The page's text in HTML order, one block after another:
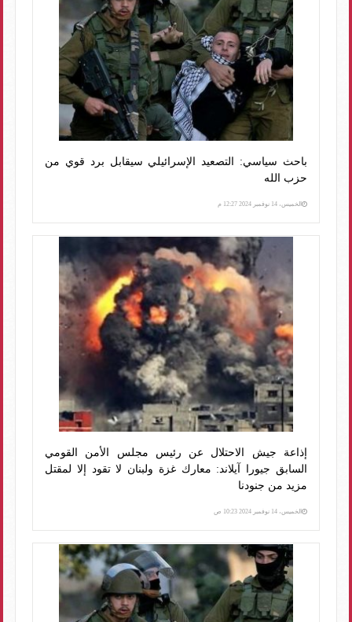
باحث سياسي: التصعيد الإسرائيلي سيقابل برد قوي من
حزب الله
الخميس، 14 نوفمبر 2024 12:27 م
إذاعة جيش الاحتلال عن رئيس مجلس الأمن القومي
السابق جيورا آيلاند: معارك غزة ولبنان لا تقود إلا لمقتل
مزيد من جنودنا
الخميس، 14 نوفمبر 2024 10:23 ص